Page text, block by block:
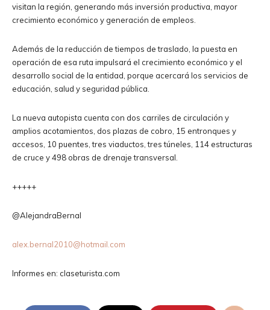
visitan la región, generando más inversión productiva, mayor
crecimiento económico y generación de empleos.
Además de la reducción de tiempos de traslado, la puesta en
operación de esa ruta impulsará el crecimiento económico y el
desarrollo social de la entidad, porque acercará los servicios de
educación, salud y seguridad pública.
La nueva autopista cuenta con dos carriles de circulación y
amplios acotamientos, dos plazas de cobro, 15 entronques y
accesos, 10 puentes, tres viaductos, tres túneles, 114 estructuras
de cruce y 498 obras de drenaje transversal.
+++++
@AlejandraBernal
alex.bernal2010@hotmail.com
Informes en: claseturista.com